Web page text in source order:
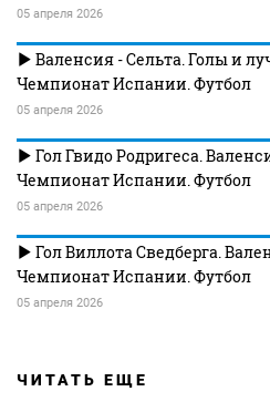
05 апреля 2026
Валенсия - Сельта. Голы и
Чемпионат Испании. Футбол
05 апреля 2026
Гол Гвидо Родригеса.
Чемпионат Испании. Футбол
05 апреля 2026
Гол Виллота Сведберга.
Чемпионат Испании. Футбол
05 апреля 2026
ЧИТАТЬ ЕЩЕ